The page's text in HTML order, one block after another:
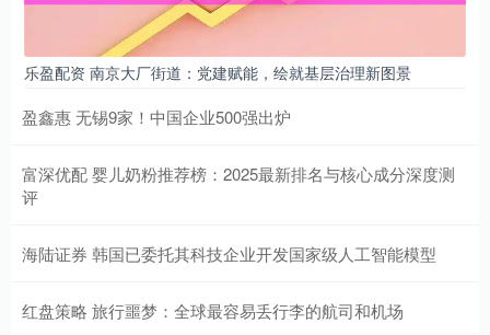
乐盈配资 南京大厂街道：党建赋能，绘就基层治理新图景
盈鑫惠 无锡9家！中国企业500强出炉
富深优配 婴儿奶粉推荐榜：2025最新排名与核心成分深度测
评
海陆证券 韩国已委托其科技企业开发国家级人工智能模型
红盘策略 旅行噩梦：全球最容易丢行李的航司和机场